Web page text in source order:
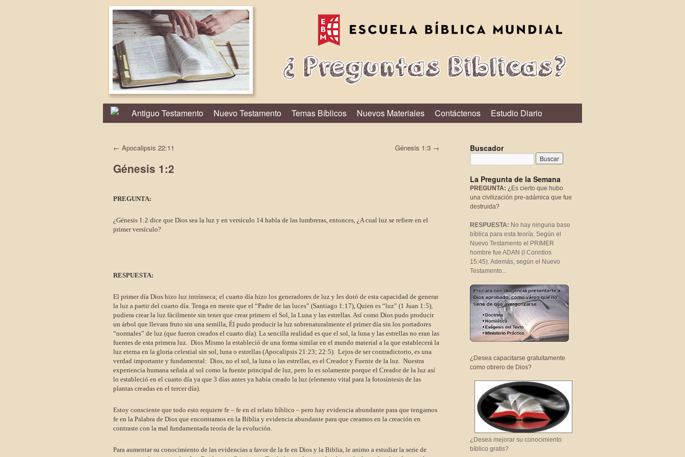
Antiguo Testamento Nuevo Testamento Temas Bíblicos Nuevos Materiales Contáctenos Estudio Diario
← Apocalipsis 22:11 Génesis 1:3 →
Génesis 1:2
PREGUNTA:
¿Génesis 1:2 dice que Dios sea la luz y en versículo 14 habla de las lumbreras, entonces, ¿A cual luz se refiere en el
primer versículo?
RESPUESTA:
El primer día Dios hizo luz intrínseca; el cuarto día hizo los generadores de luz y les dotó de esta capacidad de generar
la luz a partir del cuarto día. Tenga en mente que el “Padre de las luces” (Santiago 1:17), Quien es “luz” (1 Juan 1:5),
pudiera crear la luz fácilmente sin tener que crear primero el Sol, la Luna y las estrellas. Así como Dios pudo producir
un árbol que llevara fruto sin una semilla, Él pudo producir la luz sobrenaturalmente el primer día sin los portadores
“normales” de luz (que fueron creados el cuarto día). La sencilla realidad es que el sol, la luna y las estrellas no eran las
fuentes de esta primera luz. Dios Mismo la estableció de una forma similar en el mundo material a la que establecerá la
luz eterna en la gloria celestial sin sol, luna o estrellas (Apocalipsis 21:23; 22:5). Lejos de ser contradictorio, es una
verdad importante y fundamental: Dios, no el sol, la luna o las estrellas, es el Creador y Fuente de la luz. Nuestra
experiencia humana señala al sol como la fuente principal de luz, pero lo es solamente porque el Creador de la luz así
lo estableció en el cuarto día ya que 3 días antes ya había creado la luz (elemento vital para la fotosíntesis de las
plantas creadas en el tercer día).
Estoy consciente que todo esto requiere fe – fe en el relato bíblico – pero hay evidencia abundante para que tengamos
fe en la Palabra de Dios que encontramos en la Biblia y evidencia abundante para que creamos en la creación en
contraste con la mal fundamentada teoría de la evolución.
Para aumentar su conocimiento de las evidencias a favor de la fe en Dios y la Biblia, le animo a estudiar la serie de
Buscador
La Pregunta de la Semana
PREGUNTA: ¿Es cierto que hubo
una civilización pre-adámica que fue
destruida?
RESPUESTA: No hay ninguna base
bíblica para esta teoría. Según el
Nuevo Testamento el PRIMER
hombre fue ADAN (I Corintios
15:45). Además, según el Nuevo
Testamento...
¿Desea capacitarse gratuitamente
como obrero de Dios?
¿Desea mejorar su conocimiento
bíblico gratis?